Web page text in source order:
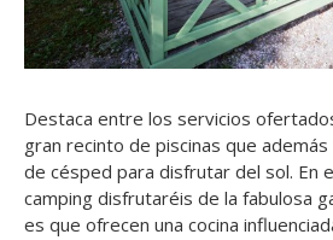
Destaca entre los servicios
gran recinto de piscinas que
de césped para disfrutar del sol. En
camping disfrutaréis de la fabulosa
es que ofrecen una cocina